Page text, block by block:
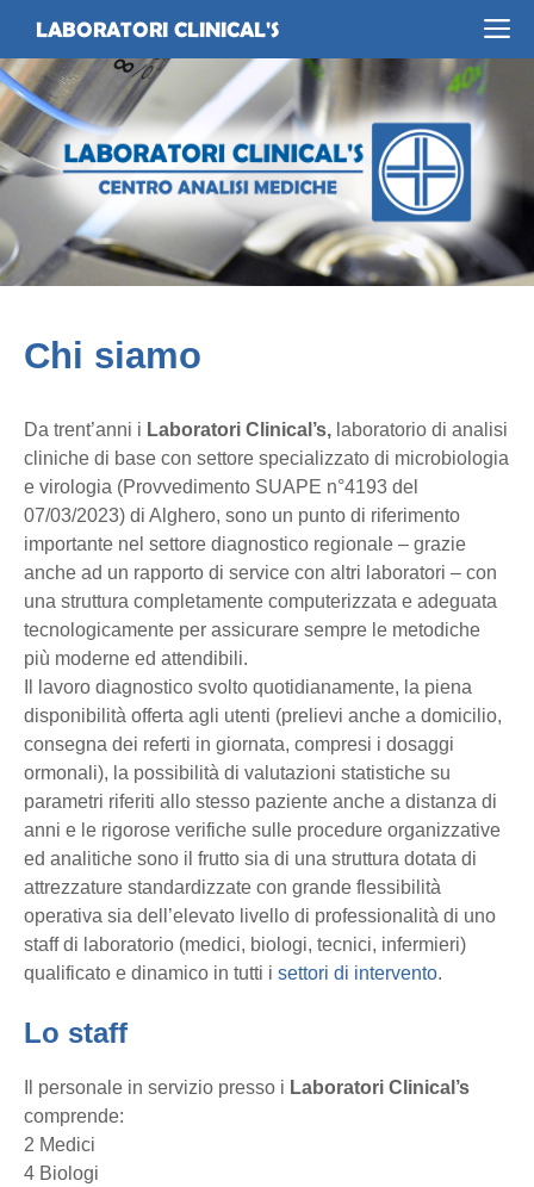
contenuto
LABORATORI CLINICAL'S
Chi siamo
Da trent’anni i Laboratori Clinical’s, laboratorio di analisi
cliniche di base con settore specializzato di microbiologia
e virologia (Provvedimento SUAPE n°4193 del
07/03/2023) di Alghero, sono un punto di riferimento
importante nel settore diagnostico regionale – grazie
anche ad un rapporto di service con altri laboratori – con
una struttura completamente computerizzata e adeguata
tecnologicamente per assicurare sempre le metodiche
più moderne ed attendibili.
Il lavoro diagnostico svolto quotidianamente, la piena
disponibilità offerta agli utenti (prelievi anche a domicilio,
consegna dei referti in giornata, compresi i dosaggi
ormonali), la possibilità di valutazioni statistiche su
parametri riferiti allo stesso paziente anche a distanza di
anni e le rigorose verifiche sulle procedure organizzative
ed analitiche sono il frutto sia di una struttura dotata di
attrezzature standardizzate con grande flessibilità
operativa sia dell’elevato livello di professionalità di uno
staff di laboratorio (medici, biologi, tecnici, infermieri)
qualificato e dinamico in tutti i settori di intervento.
Lo staff
Il personale in servizio presso i Laboratori Clinical’s
comprende:
2 Medici
4 Biologi